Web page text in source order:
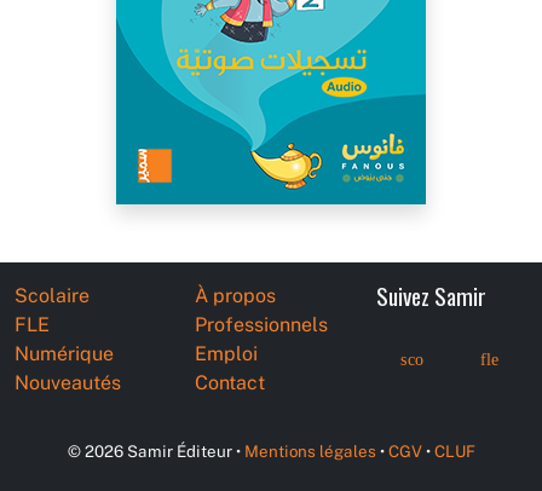
Scolaire
FLE
Numérique
Nouveautés
À propos
Professionnels
Emploi
Contact
Suivez Samir
sco fle
© 2026 Samir Éditeur • Mentions légales •CGV•CLUF